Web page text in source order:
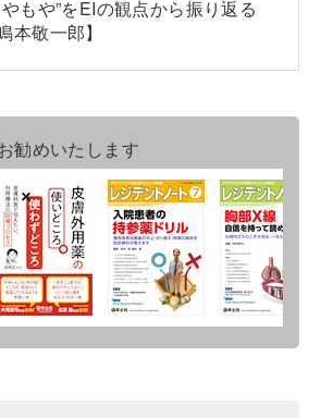
もや”をEIの観点から振り返る
本敬一郎】
勧めいたします